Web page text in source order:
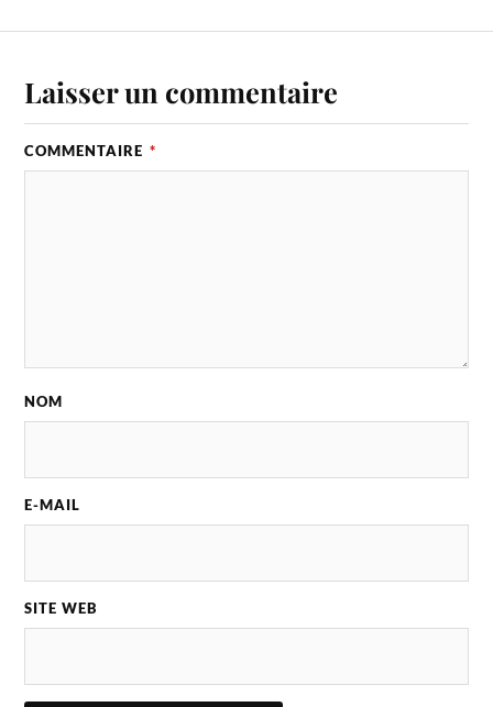
Laisser un commentaire
COMMENTAIRE *
NOM
E-MAIL
SITE WEB